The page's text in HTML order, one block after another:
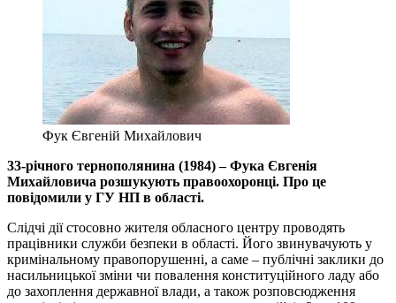
Фук Євгеній Михайлович
33-річного тернополянина (1984) – Фука Євгенія
Михайловича розшукують правоохоронці. Про це
повідомили у ГУ НП в області.
Слідчі дії стосовно жителя обласного центру проводять
працівники служби безпеки в області. Його звинувачують у
кримінальному правопорушенні, а саме – публічні заклики до
насильницької зміни чи повалення конституційного ладу або
до захоплення державної влади, а також розповсюдження